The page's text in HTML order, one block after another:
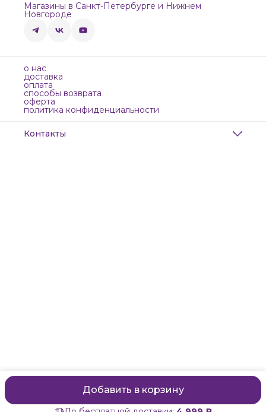
Добавить в корзину
Магазины в Санкт-Петербурге и Нижнем
Новгороде
о нас
доставка
оплата
способы возврата
оферта
политика конфиденциальности
Контакты